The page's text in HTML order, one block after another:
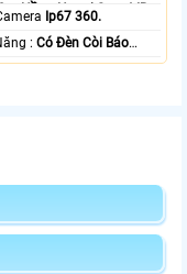
Hồng Ngoại Smart IR.
Ip67 360.
️✔️ Khả Năng :Có Đèn Còi Báo